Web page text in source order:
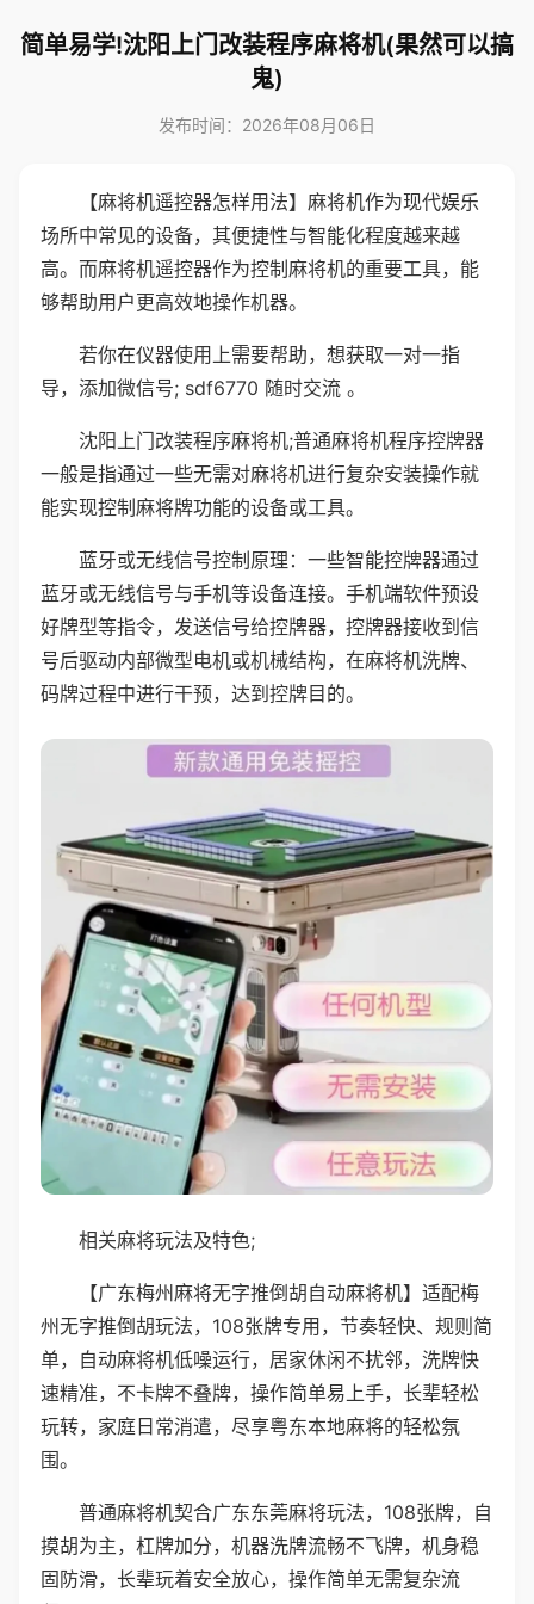
简单易学!沈阳上门改装程序麻将机(果然可以搞
鬼)
发布时间：2026年08月06日
【麻将机遥控器怎样用法】麻将机作为现代娱乐
场所中常见的设备，其便捷性与智能化程度越来越
高。而麻将机遥控器作为控制麻将机的重要工具，能
够帮助用户更高效地操作机器。
若你在仪器使用上需要帮助，想获取一对一指
导，添加微信号; sdf6770 随时交流 。
沈阳上门改装程序麻将机;普通麻将机程序控牌器
一般是指通过一些无需对麻将机进行复杂安装操作就
能实现控制麻将牌功能的设备或工具。
蓝牙或无线信号控制原理：一些智能控牌器通过
蓝牙或无线信号与手机等设备连接。手机端软件预设
好牌型等指令，发送信号给控牌器，控牌器接收到信
号后驱动内部微型电机或机械结构，在麻将机洗牌、
码牌过程中进行干预，达到控牌目的。
相关麻将玩法及特色;
【广东梅州麻将无字推倒胡自动麻将机】适配梅
州无字推倒胡玩法，108张牌专用，节奏轻快、规则简
单，自动麻将机低噪运行，居家休闲不扰邻，洗牌快
速精准，不卡牌不叠牌，操作简单易上手，长辈轻松
玩转，家庭日常消遣，尽享粤东本地麻将的轻松氛
围。
普通麻将机契合广东东莞麻将玩法，108张牌，自
摸胡为主，杠牌加分，机器洗牌流畅不飞牌，机身稳
固防滑，长辈玩着安全放心，操作简单无需复杂流